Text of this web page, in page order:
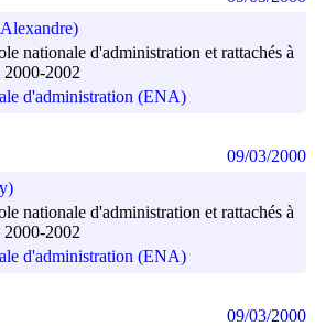
nationale d'administration et rattachés à
2002
d'administration (ENA)
nationale d'administration et rattachés à
2002
d'administration (ENA)
09/03/2000
09/03/2000